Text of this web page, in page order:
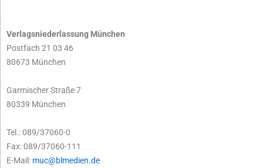
Verlagsniederlassung München
Postfach 21 03 46
80673 München
Garmischer Straße 7
80339 München
Tel.: 089/37060-0
Fax: 089/37060-111
E-Mail: muc@blmedien.de